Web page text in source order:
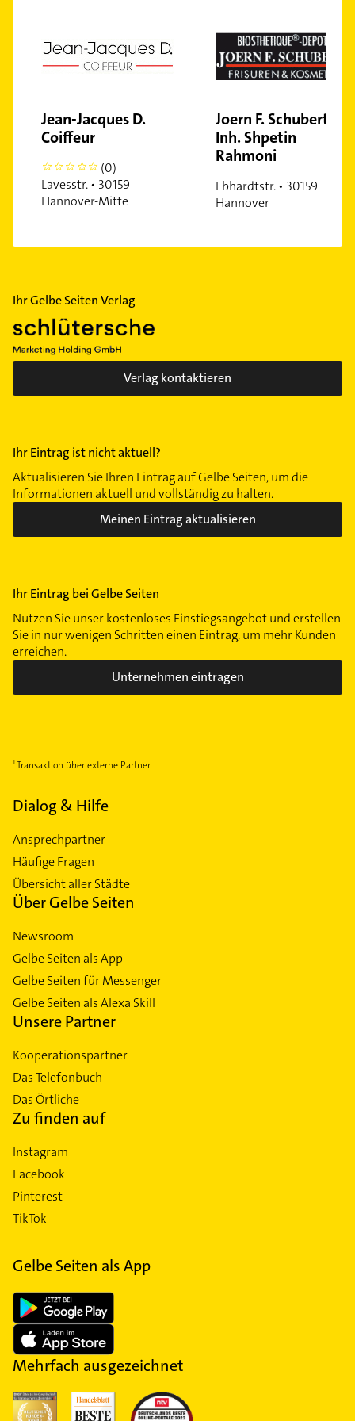
Oststadt
Stöcken
Vahrenheide
Vahrenwald
Vinnhorst
Wülfel
Jean-Jacques D.
Coiffeur
0
(0)
Lavesstr. • 30159
Hannover-Mitte
Joern F. Schubert
Inh. Shpetin
Rahmoni
Ebhardtstr. • 30159
Hannover
Ihr Gelbe Seiten Verlag
Verlag kontaktieren
Ihr Eintrag ist nicht aktuell?
Aktualisieren Sie Ihren Eintrag auf Gelbe Seiten, um die
Informationen aktuell und vollständig zu halten.
Meinen Eintrag aktualisieren
Ihr Eintrag bei Gelbe Seiten
Nutzen Sie unser kostenloses Einstiegsangebot und erstellen
Sie in nur wenigen Schritten einen Eintrag, um mehr Kunden
erreichen.
Unternehmen eintragen
Transaktion über externe Partner
Dialog & Hilfe
Ansprechpartner
Häufige Fragen
Übersicht aller Städte
Über Gelbe Seiten
Newsroom
Gelbe Seiten als App
Gelbe Seiten für Messenger
Gelbe Seiten als Alexa Skill
Unsere Partner
Kooperationspartner
Das Telefonbuch
Das Örtliche
Zu finden auf
Instagram
Facebook
Pinterest
TikTok
Gelbe Seiten als App
Mehrfach ausgezeichnet